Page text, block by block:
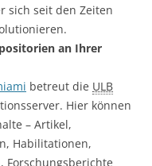
sich seit den Zeiten
an Ihrer
betreut die ULB
Hier können
– Artikel,
Habilitationen,
Forschungsberichte